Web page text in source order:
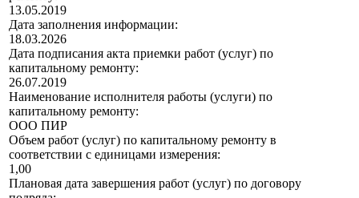
13.05.2019
Дата заполнения информации:
18.03.2026
Дата подписания акта приемки работ (услуг) по
капитальному ремонту:
26.07.2019
Наименование исполнителя работы (услуги) по
капитальному ремонту:
ООО ПИР
Объем работ (услуг) по капитальному ремонту в
соответствии с единицами измерения:
1,00
Плановая дата завершения работ (услуг) по договору